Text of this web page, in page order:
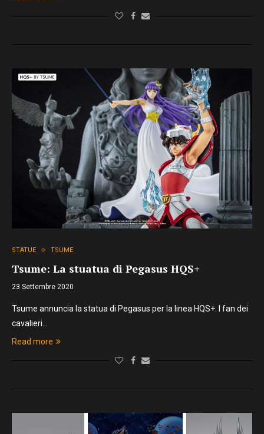
STATUE TSUME
Tsume: La stuatua di Pegasus HQS+
23 Settembre 2020
Tsume annuncia la statua di Pegasus per la linea HQS+. I fan dei
cavalieri…
Read more